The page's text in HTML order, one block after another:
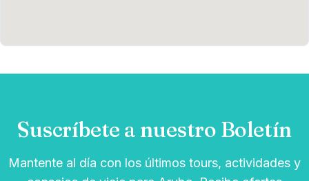
Suscríbete a nuestro Boletín
Mantente al día con los últimos tours, actividades y